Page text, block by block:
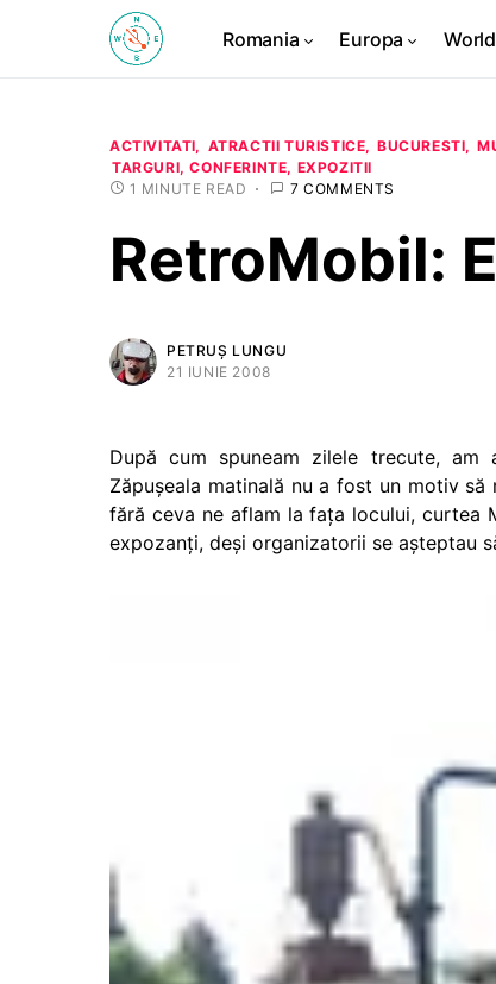
Romania Europa
ACTIVITATI ATRACTII TURISTICE BUCURESTI
TARGURI, CONFERINTE, EXPOZITII
1 MINUTE READ
7 COMMENTS
RetroMobil:
PETRUȘ LUNGU
21 IUNIE 2008
După cum spuneam zilele trecute, am
Zăpuşeala matinală nu a fost un motiv să
fără ceva ne aflam la faţa locului, curtea
expozanţi, deşi organizatorii se aşteptau